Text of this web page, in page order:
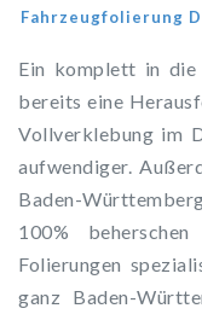
Fahrzeugfolierung
Ein komplett in die
bereits eine
Vollverklebung im
aufwendiger.
Baden-
100%
Folierungen
ganz Baden-